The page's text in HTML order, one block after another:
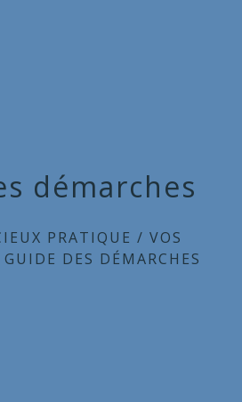
démarches
PRATIQUE / VOS
GUIDE DES DÉMARCHES